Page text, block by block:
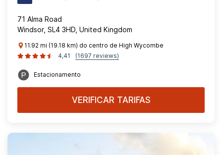
71 Alma Road
Windsor, SL4 3HD, United Kingdom
11.92 mi (19.18 km) do centro de High Wycombe
4,41
(1697 reviews)
Estacionamento
VERIFICAR TARIFAS